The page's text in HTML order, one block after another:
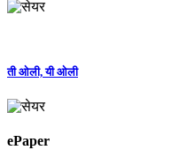
ती ओली, यी ओली
ePaper